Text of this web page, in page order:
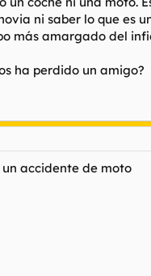
ni saber lo que es
más amargado del
ha perdido un amigo?
accidente de moto